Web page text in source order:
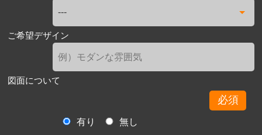
ご希望デザイン
図面について
必須
有り
無し